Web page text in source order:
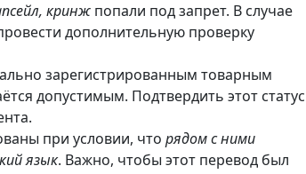
кринж попали под запрет. В случае
дополнительную проверку
зарегистрированным товарным
допустимым. Подтвердить этот статус
при условии, что рядом с ними
язык. Важно, чтобы этот перевод был